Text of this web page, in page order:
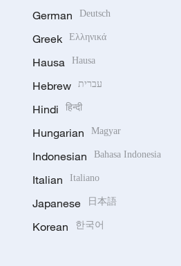
German Deutsch
Greek Ελληνικά
Hausa Hausa
Hebrew עברית
Hindi हिन्दी
Hungarian Magyar
Indonesian Bahasa Indonesia
Italian Italiano
Japanese 日本語
Korean 한국어